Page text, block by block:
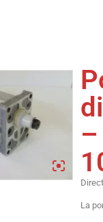
La